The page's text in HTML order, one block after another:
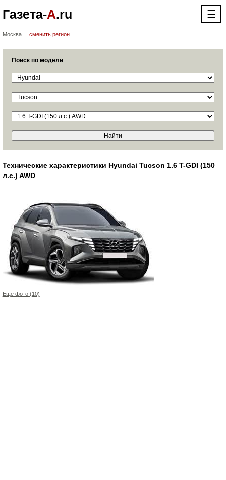
Газета-А.ru ☰
Москва сменить регион
Поиск по модели
Технические характеристики Hyundai Tucson 1.6 T-GDI (150
л.с.) AWD
Еще фото (10)